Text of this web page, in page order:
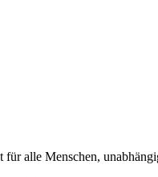
alle Menschen,